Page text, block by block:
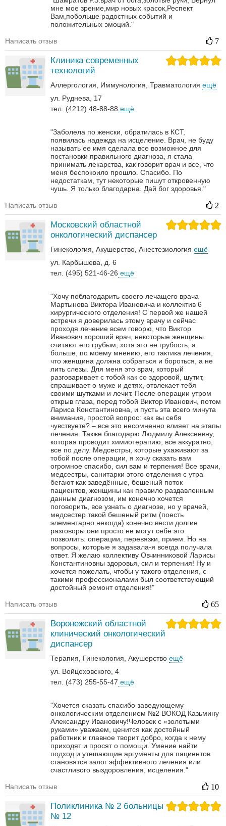
мне мое зрение,мир новых красок,Респект
Вам,побольше радостных событий и
положительных эмоций."
Написать отзыв 7
Клиника современных
технологий
Аллергология Иммунология Травматология ещё
ул. Руднева, 17
тел. (4212) 48-88-88 ещё
"Заболела по женски, обратилась в КСТ,
появилась надежда на исцеление. Врач, не буду
называть ее имя сделала все возможное для
постановки правильного диагноза, я стала
принимать лекарства, как говорит врач и все, что
меня беспокоило прошло. Спасибо. По
недостаткам, тут некоторые пишут откровенную
чушь. Я только благодарна. Дай бог здоровья."
Написать отзыв 2
Московский областной
онкологический диспансер
Гинекология Акушерство Анестезиология ещё
ул. Карбышева, д. 6
тел. (495) 521-46-26 ещё
"Хочу поблагодарить своего лечащего врача
Мартынова Виктора Ивановича и коллектив 6
хирургического отделения! С первой же нашей
встречи я доверилась этому врачу и сейчас
проходя лечение всем говорю, что Виктор
Иванович хороший врач, некоторые женщины
считают его грубым, хотя это не грубость, а
больше, по моему мнению, его тактика лечения,
что женщина должна собраться и бороться, а не
лить слезы. Для меня это врач, который
разговаривает с тобой как со здоровой, шутит,
спрашивает о муже и детях, отвлекает тебя
своими шутками и лечит. После операции утром
открыв глаза, перед тобой Виктор Иванович, потом
Лариса Константиновна, и пусть эта всего минута
внимания, простой вопрос: как вы себя
чувствуете? – все это несомненно влияет на этапы
лечения. Также благодарю Людмилу Алексеевну,
которая проводит химиотерапию, все аккуратно,
все по делу. Медсестры, которые ухаживают за
тобой после операции, я хочу сказать вам
огромное спасибо, сил вам и терпения! Все врачи,
медсестры, санитарки этого отделения с утра
бегают как заведённые, бешеный поток
пациентов, женщины как правило раздавленным
данным диагнозом, им конечно хочется
поговорить, все узнать о диагнозе, но у врачей,
медсестер такой бешеный ритм (поесть
элементарно некогда) конечно вести долгие
разговоры они просто не могут себе это
позволить: операции, перевязки, прием. Но на
вопросы, которые я задавала-я всегда получала
ответ. Я желаю коллективу Овчинниковой Ларисы
Константиновны здоровья, сил и терпения! Ну и
хочется пожелать, чтобы у такого отделения, с
такими профессионалами был соответствующий
достойный ремонт отделения!"
Написать отзыв 65
Воронежский областной
клинический онкологический
диспансер
Терапия Гинекология Акушерство ещё
ул. Войцеховского, 4
тел. (473) 255-55-47 ещё
"Хочется сказать спасибо заведующему
онкологическим отделением №2 ВОКОД Казьмину
Александру Ивановичу!Человек с «золотыми
руками» уважаем, ценится как достойный
работник и главное творит добро, когда к нему
приходят и просят о помощи. Умение найти
подход и утешающие аргументы для пациентов
становятся залог эффективного лечения или
счастливого выздоровления, исцеления."
Написать отзыв 10
Поликлиника № 2 больницы
№ 12